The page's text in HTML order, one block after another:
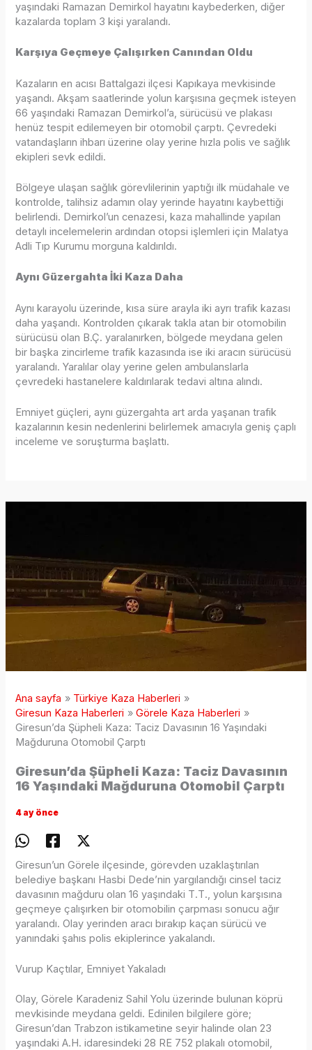
yaşındaki Ramazan Demirkol hayatını kaybederken, diğer
kazalarda toplam 3 kişi yaralandı.
Karşıya Geçmeye Çalışırken Canından Oldu
Kazaların en acısı Battalgazi ilçesi Kapıkaya mevkisinde
yaşandı. Akşam saatlerinde yolun karşısına geçmek isteyen
66 yaşındaki Ramazan Demirkol’a, sürücüsü ve plakası
henüz tespit edilemeyen bir otomobil çarptı. Çevredeki
vatandaşların ihbarı üzerine olay yerine hızla polis ve sağlık
ekipleri sevk edildi.
Bölgeye ulaşan sağlık görevlilerinin yaptığı ilk müdahale ve
kontrolde, talihsiz adamın olay yerinde hayatını kaybettiği
belirlendi. Demirkol’un cenazesi, kaza mahallinde yapılan
detaylı incelemelerin ardından otopsi işlemleri için Malatya
Adli Tıp Kurumu morguna kaldırıldı.
Aynı Güzergahta İki Kaza Daha
Aynı karayolu üzerinde, kısa süre arayla iki ayrı trafik kazası
daha yaşandı. Kontrolden çıkarak takla atan bir otomobilin
sürücüsü olan B.Ç. yaralanırken, bölgede meydana gelen
bir başka zincirleme trafik kazasında ise iki aracın sürücüsü
yaralandı. Yaralılar olay yerine gelen ambulanslarla
çevredeki hastanelere kaldırılarak tedavi altına alındı.
Emniyet güçleri, aynı güzergahta art arda yaşanan trafik
kazalarının kesin nedenlerini belirlemek amacıyla geniş çaplı
inceleme ve soruşturma başlattı.
Ana sayfa
Türkiye Kaza Haberleri
Giresun Kaza Haberleri
Görele Kaza Haberleri
Giresun’da Şüpheli Kaza: Taciz Davasının 16 Yaşındaki
Mağduruna Otomobil Çarptı
Giresun’da Şüpheli Kaza: Taciz Davasının
16 Yaşındaki Mağduruna Otomobil Çarptı
4 ay önce
Giresun’un Görele ilçesinde, görevden uzaklaştırılan
belediye başkanı Hasbi Dede’nin yargılandığı cinsel taciz
davasının mağduru olan 16 yaşındaki T.T., yolun karşısına
geçmeye çalışırken bir otomobilin çarpması sonucu ağır
yaralandı. Olay yerinden aracı bırakıp kaçan sürücü ve
yanındaki şahıs polis ekiplerince yakalandı.
Vurup Kaçtılar, Emniyet Yakaladı
Olay, Görele Karadeniz Sahil Yolu üzerinde bulunan köprü
mevkisinde meydana geldi. Edinilen bilgilere göre;
Giresun’dan Trabzon istikametine seyir halinde olan 23
yaşındaki A.H. idaresindeki 28 RE 752 plakalı otomobil,